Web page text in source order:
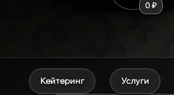
0 ₽
Кейтеринг Услуги